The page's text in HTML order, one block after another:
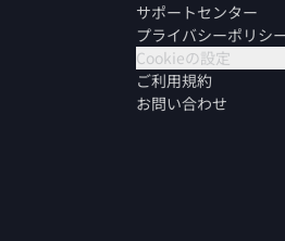
サポートセンター
プライバシーポリシ
Cookieの設定
ご利用規約
お問い合わせ